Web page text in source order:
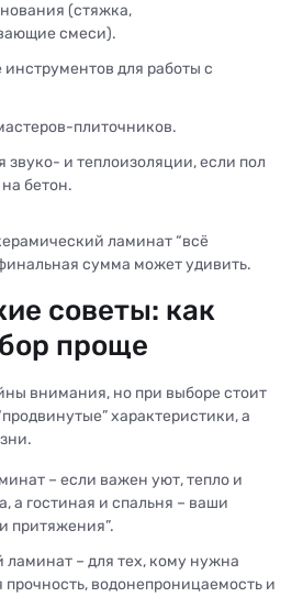
(стяжка,
смеси).
для работы с
плиточников.
звуко- и теплоизоляции, если пол
бетон.
ламинат “всё
сумма может удивить.
советы: как
проще
внимания, но при выборе стоит
характеристики, а
– если важен уют, тепло и
а гостиная и спальня – ваши
притяжения”.
– для тех, кому нужна
водонепроницаемость и